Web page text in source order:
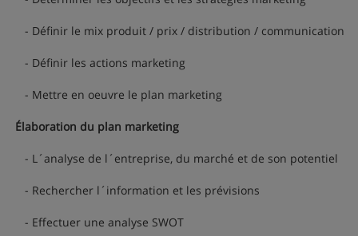
- Définir le mix produit / prix / distribution / communication
- Définir les actions marketing
- Mettre en oeuvre le plan marketing
Élaboration du plan marketing
- L´analyse de l´entreprise, du marché et de son potentiel
- Rechercher l´information et les prévisions
- Effectuer une analyse SWOT